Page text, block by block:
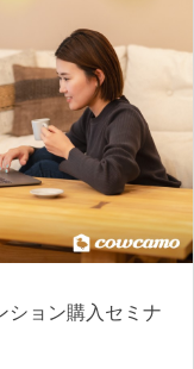
ション購入セミナ